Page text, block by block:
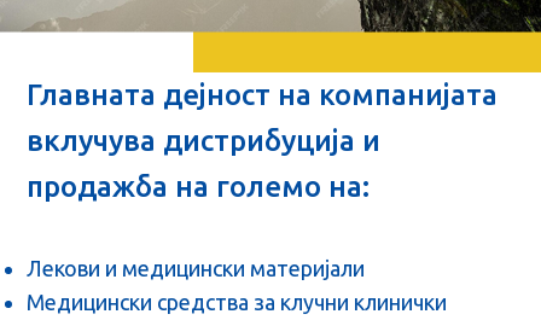
Главната дејност на компанијата
вклучува дистрибуција и
продажба на големо на:
Лекови и медицински материјали
Медицински средства за клучни клинички